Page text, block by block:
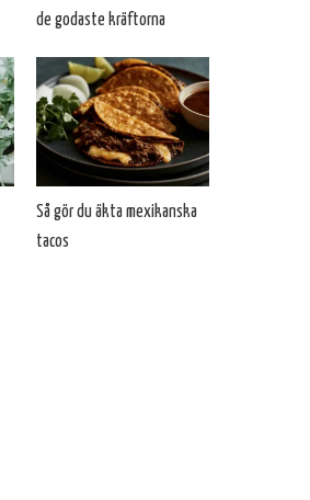
de godaste kräftorna
Så gör du äkta mexikanska
tacos